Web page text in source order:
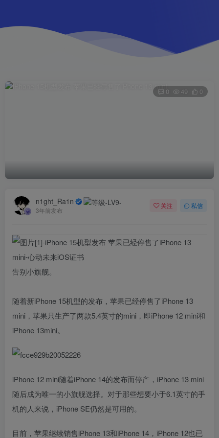
0 49 0
n1ght_Ra1n
3年前发布
关注 私信
告别小旗舰。
随着新iPhone 15机型的发布，苹果已经停售了iPhone 13
mini，苹果只生产了两款5.4英寸的‌‌mini，即iPhone 12 mini和‌
iPhone 13‌mini。
‌iPhone 12 mini‌随着iPhone 14的发布而停产，‌iPhone 13‌ mini
随后成为唯一的小旗舰选择。对于那些想要小于6.1英寸的手
机的人来说，iPhone SE仍然是可用的。
目前，苹果继续销售‌iPhone 13‌和‌iPhone 14‌，iPhone 12也已